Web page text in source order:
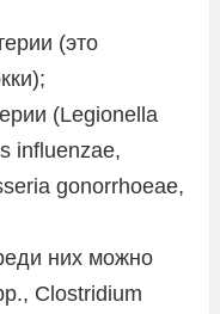
(это
(Legionella
influenzae,
gonorrhoeae,
них можно
Clostridium